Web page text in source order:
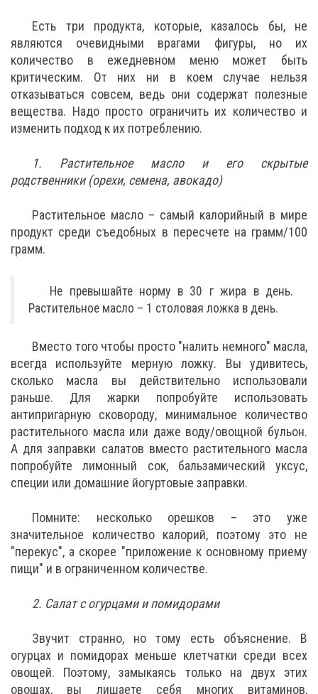
Есть три продукта, которые, казалось бы, не
являются очевидными врагами фигуры, но их
количество в ежедневном меню может быть
критическим. От них ни в коем случае нельзя
отказываться совсем, ведь они содержат полезные
вещества. Надо просто ограничить их количество и
изменить подход к их потреблению.
1. Растительное масло и его скрытые
родственники (орехи, семена, авокадо)
Растительное масло – самый калорийный в мире
продукт среди съедобных в пересчете на грамм/100
грамм.
Не превышайте норму в 30 г жира в день.
Растительное масло – 1 столовая ложка в день.
Вместо того чтобы просто "налить немного" масла,
всегда используйте мерную ложку. Вы удивитесь,
сколько масла вы действительно использовали
раньше. Для жарки попробуйте использовать
антипригарную сковороду, минимальное количество
растительного масла или даже воду/овощной бульон.
А для заправки салатов вместо растительного масла
попробуйте лимонный сок, бальзамический уксус,
специи или домашние йогуртовые заправки.
Помните: несколько орешков – это уже
значительное количество калорий, поэтому это не
"перекус", а скорее "приложение к основному приему
пищи" и в ограниченном количестве.
2. Салат с огурцами и помидорами
Звучит странно, но тому есть объяснение. В
огурцах и помидорах меньше клетчатки среди всех
овощей. Поэтому, замыкаясь только на двух этих
овощах, вы лишаете себя многих витаминов,